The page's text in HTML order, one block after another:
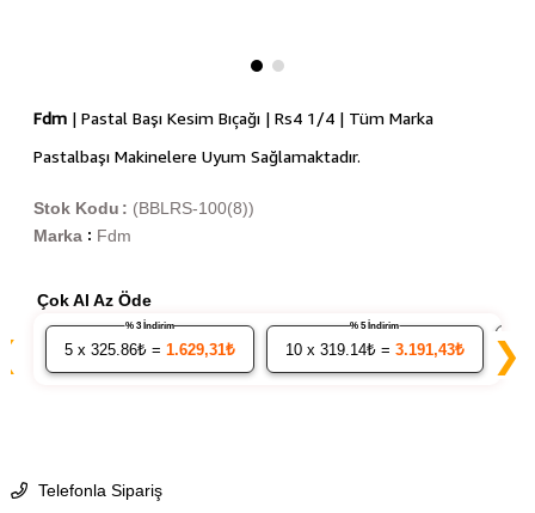
Fdm| Pastal Başı Kesim Bıçağı | Rs4 1/4 | Tüm Marka
Pastalbaşı Makinelere Uyum Sağlamaktadır.
(BBLRS-100(8))
Stok Kodu
Marka : Fdm
Çok Al Az Öde
5x 325.86₺ = 1.629,31₺
% 3 İndirim
10x 319.14₺ = 3.191,43₺
% 5 İndirim
20
❯
Telefonla Sipariş